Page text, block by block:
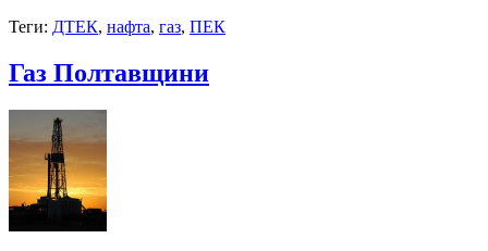
Теги: ДТЕК, нафта, газ, ПЕК
Газ Полтавщини